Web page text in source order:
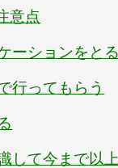
意点
ーションをとる
行ってもらう
して今まで以